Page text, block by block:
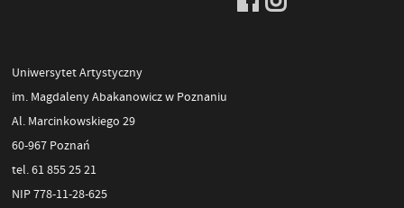
Uniwersytet Artystyczny
im. Magdaleny Abakanowicz w Poznaniu
Al. Marcinkowskiego 29
60-967 Poznań
tel. 61 855 25 21
NIP 778-11-28-625